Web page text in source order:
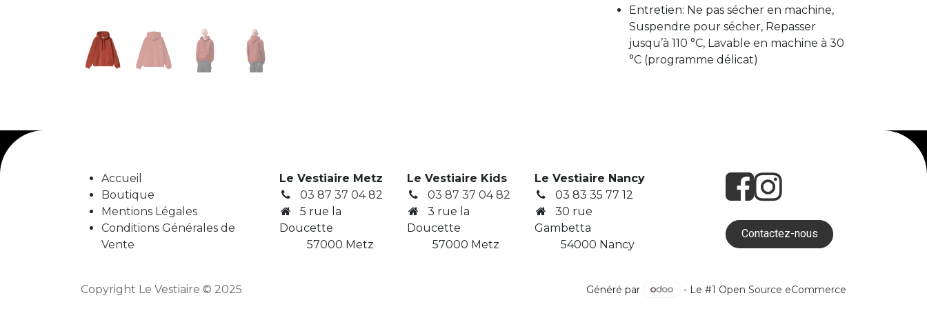
Entretien: Ne pas sécher en machine,
Suspendre pour sécher, Repasser
jusqu’à 110 °C, Lavable en machine à 30
°C (programme délicat)
Accueil
Boutique
Mentions Légales
Conditions Générales de
Vente
Le Vestiaire Metz
03 87 37 04 82
5 rue la
Doucette
57000 Metz
Le Vestiaire Kids
03 87 37 04 82
3 rue la
Doucette
​ 57000 Metz
Le Vestiaire Nancy
03 83 35 77 12
30 rue
Gambetta
​ 54000 Nancy
Contactez-nous
Copyright Le Vestiaire © 2025 Généré par - Le #1 Open Source eCommerce